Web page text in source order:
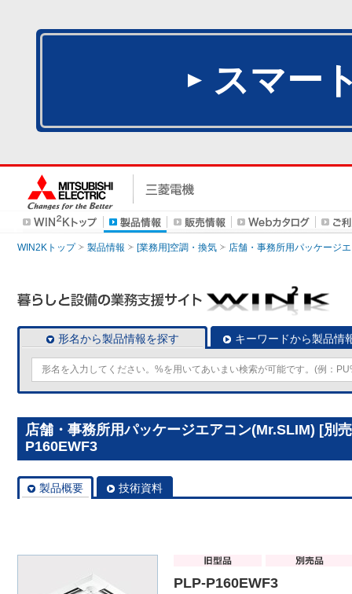
スマー
WIN2Kトップ 製品情報 [業務用]空調・換気 店舗・事務所用パッケージ
形名から製品情報を探す キーワードから製品情
店舗・事務所用パッケージエアコン(Mr.SLIM) [別
P160EWF3
製品概要 技術資料
PLP-P160EWF3